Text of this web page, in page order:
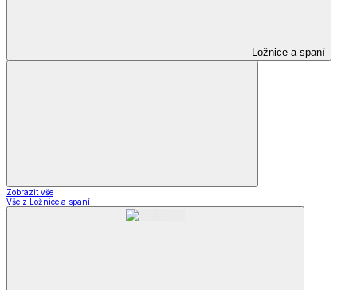
Ložnice a spaní
Zobrazit vše
Vše z Ložnice a spaní